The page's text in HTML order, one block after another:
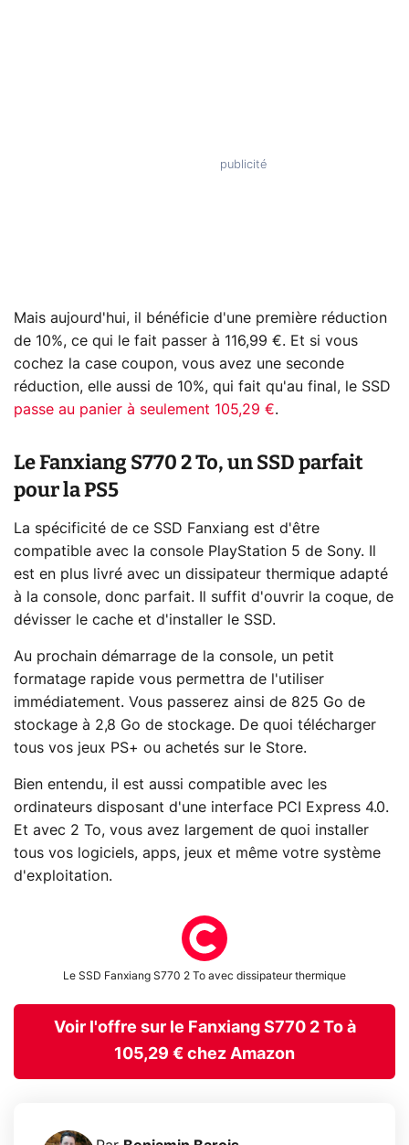
Mais aujourd'hui, il bénéficie d'une première réduction
de 10%, ce qui le fait passer à 116,99 €. Et si vous
cochez la case coupon, vous avez une seconde
réduction, elle aussi de 10%, qui fait qu'au final, le SSD
passe au panier à seulement 105,29 €.
Le Fanxiang S770 2 To, un SSD parfait
pour la PS5
La spécificité de ce SSD Fanxiang est d'être
compatible avec la console PlayStation 5 de Sony. Il
est en plus livré avec un dissipateur thermique adapté
à la console, donc parfait. Il suffit d'ouvrir la coque, de
dévisser le cache et d'installer le SSD.
Au prochain démarrage de la console, un petit
formatage rapide vous permettra de l'utiliser
immédiatement. Vous passerez ainsi de 825 Go de
stockage à 2,8 Go de stockage. De quoi télécharger
tous vos jeux PS+ ou achetés sur le Store.
Bien entendu, il est aussi compatible avec les
ordinateurs disposant d'une interface PCI Express 4.0.
Et avec 2 To, vous avez largement de quoi installer
tous vos logiciels, apps, jeux et même votre système
d'exploitation.
Le SSD Fanxiang S770 2 To avec dissipateur thermique
Voir l'offre sur le Fanxiang S770 2 To à
105,29 € chez Amazon